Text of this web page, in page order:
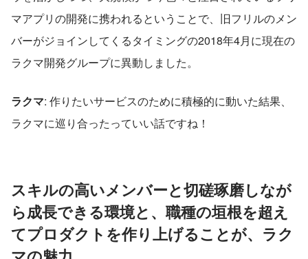
マアプリの開発に携われるということで、旧フリルのメン
バーがジョインしてくるタイミングの2018年4月に現在の
ラクマ開発グループに異動しました。
ラクマ: 作りたいサービスのために積極的に動いた結果、
ラクマに巡り合ったっていい話ですね！
スキルの高いメンバーと切磋琢磨しなが
ら成長できる環境と、職種の垣根を超え
てプロダクトを作り上げることが、ラク